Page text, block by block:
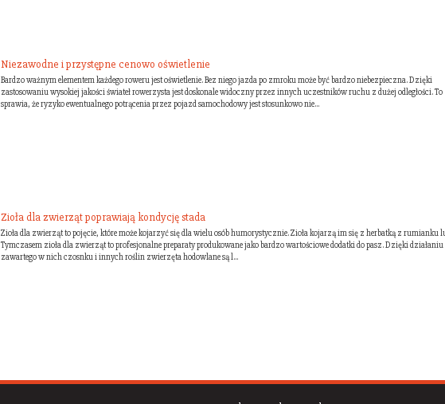
Niezawodne i przystępne cenowo oświetlenie
Bardzo ważnym elementem każdego roweru jest oświetlenie. Bez niego jazda po zmroku może być bardzo niebezpieczna. Dzięki
zastosowaniu wysokiej jakości świateł rowerzysta jest doskonale widoczny przez innych uczestników ruchu z dużej odległości. To
sprawia, że ryzyko ewentualnego potrącenia przez pojazd samochodowy jest stosunkowo nie...
Zioła dla zwierząt poprawiają kondycję stada
Zioła dla zwierząt to pojęcie, które może kojarzyć się dla wielu osób humorystycznie. Zioła kojarzą im się z herbatką z rumianku
Tymczasem zioła dla zwierząt to profesjonalne preparaty produkowane jako bardzo wartościowe dodatki do pasz. Dzięki działaniu
zawartego w nich czosnku i innych roślin zwierzęta hodowlane są l...